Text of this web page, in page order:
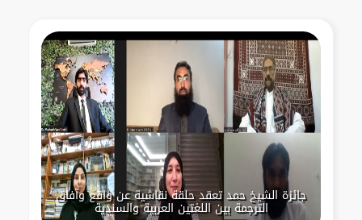
جائزة الشيخ حمد تعقد حلقة نقاشية عن واقع وآفاق
الترجمة بين اللغتين العربية والسندية